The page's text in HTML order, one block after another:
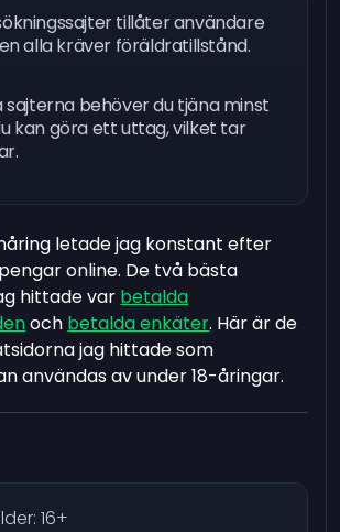
tillåter användare
alla kräver föräldratillstånd.
sajterna behöver du tjäna minst
kan göra ett uttag, vilket tar
letade jag konstant efter
online. De två bästa
hittade var betalda
och betalda enkäter. Här är de
jag hittade som
användas av under 18-åringar.
16+